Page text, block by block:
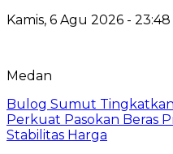
Kamis, 6 Agu 2026 -
Medan
Bulog Sumut Tingkatkan
Perkuat Pasokan Beras
Stabilitas Harga